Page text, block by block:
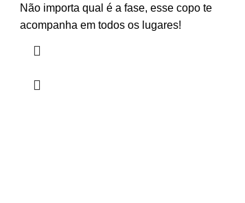
Não importa qual é a fase, esse copo te
acompanha em todos os lugares!